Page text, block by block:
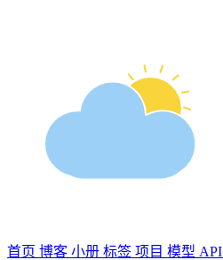
首页 博客 小册 标签 项目 模型 API